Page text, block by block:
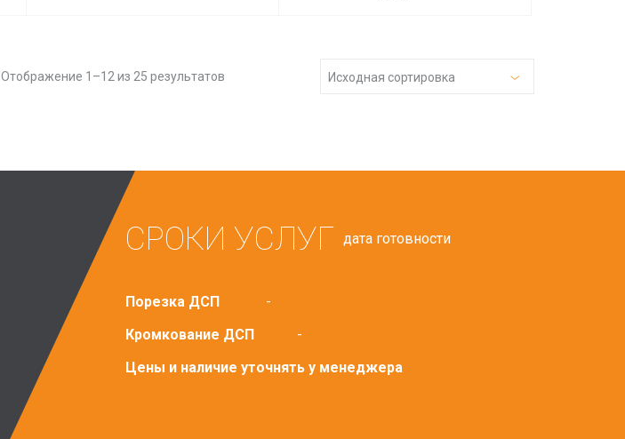
Отображение 1–12 из 25 результатов Исходная сортировка
СРОКИ УСЛУГ дата готовности
Порезка ДСП
-
Кромкование ДСП
-
Цены и наличие уточнять у менеджера